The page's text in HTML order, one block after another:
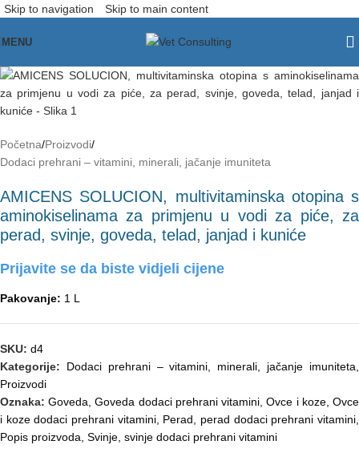
Skip to navigation Skip to main content
MENU
Početna/Proizvodi/
Dodaci prehrani – vitamini, minerali, jačanje imuniteta
AMICENS SOLUCION, multivitaminska otopina s
aminokiselinama za primjenu u vodi za piće, za
perad, svinje, goveda, telad, janjad i kuniće
Prijavite se da biste vidjeli cijene
Pakovanje: 1 L
SKU: d4
Kategorije:
Dodaci prehrani – vitamini, minerali, jačanje imuniteta
Proizvodi
Oznaka: Goveda Goveda dodaci prehrani vitamini Ovce i koze, Ovce
i koze dodaci prehrani vitamini, Perad perad dodaci prehrani vitamini
Popis proizvoda Svinje svinje dodaci prehrani vitamini